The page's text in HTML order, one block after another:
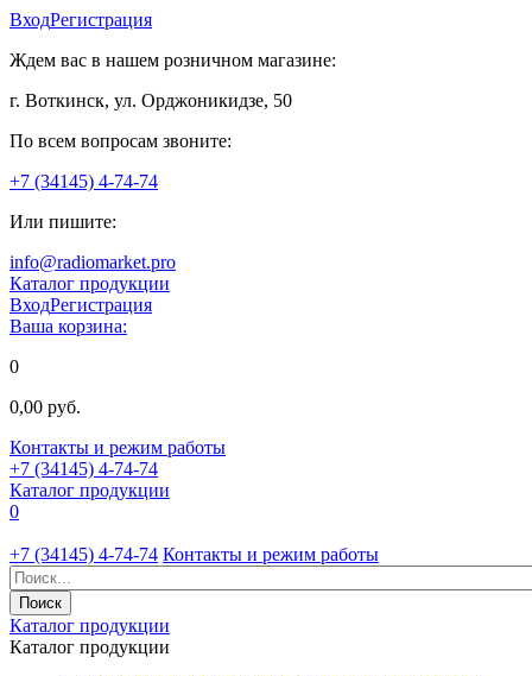
ВходРегистрация
Ждем вас в нашем розничном магазине:
г. Воткинск, ул. Орджоникидзе, 50
По всем вопросам звоните:
+7 (34145) 4-74-74
Или пишите:
info@radiomarket.pro
Каталог продукции
ВходРегистрация
Ваша корзина:
0
0,00 руб.
Контакты и режим работы
+7 (34145) 4-74-74
Каталог продукции
0
+7 (34145) 4-74-74 Контакты и режим работы
Каталог продукции
Каталог продукции